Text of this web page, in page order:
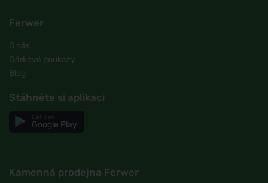
Ferwer
O nás
Dárkové poukazy
Blog
Stáhněte si aplikaci
Google Play
Kamenná prodejna Ferwer